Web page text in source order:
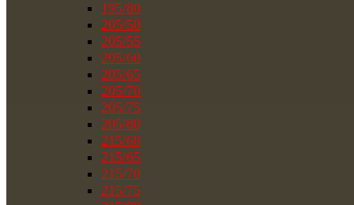
195/80
205/50
205/55
205/60
205/65
205/70
205/75
205/80
215/60
215/65
215/70
215/75